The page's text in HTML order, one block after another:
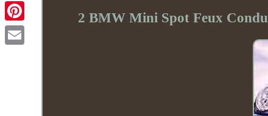
2 BMW Mini Spot Feux